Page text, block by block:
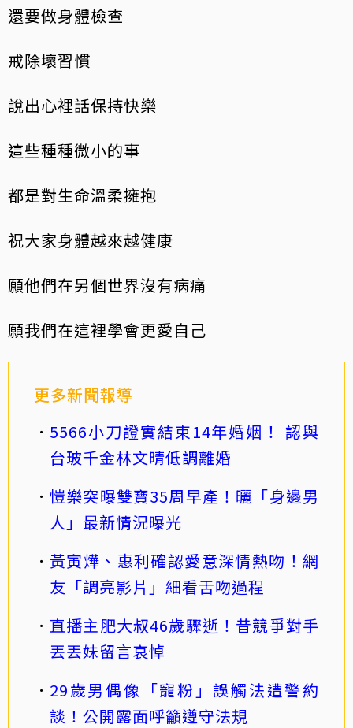
還要做身體檢查
戒除壞習慣
說出心裡話保持快樂
這些種種微小的事
都是對生命溫柔擁抱
祝大家身體越來越健康
願他們在另個世界沒有病痛
願我們在這裡學會更愛自己
更多新聞報導
5566小刀證實結束14年婚姻！ 認與
台玻千金林文晴低調離婚
愷樂突曝雙寶35周早產！曬「身邊男
人」最新情況曝光
黃寅燁、惠利確認愛意深情熱吻！網
友「調亮影片」細看舌吻過程
直播主肥大叔46歲驟逝！昔競爭對手
丟丟妹留言哀悼
29歲男偶像「寵粉」誤觸法遭警約
談！公開露面呼籲遵守法規